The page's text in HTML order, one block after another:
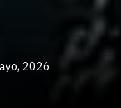
2026